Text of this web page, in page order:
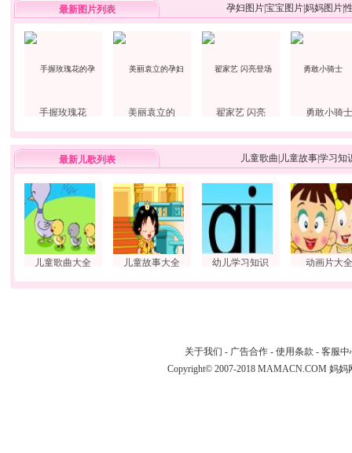
最新图片列表 孕妇图片宝宝图片妈妈图片
手握玫瑰花 美丽袁立的 翟家艺 闪亮 勇敢小骑士
最新儿歌列表 儿童歌曲 儿童故事学习知
儿童歌曲大全 儿童故事大全 幼儿学习知识 动画片大全
关于我们 - 广告合作 - 使用条款 - 客服中
Copyright© 2007-2018 MAMACN.COM 妈妈